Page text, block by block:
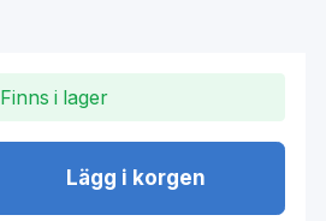
Finns i lager
Lägg i korgen